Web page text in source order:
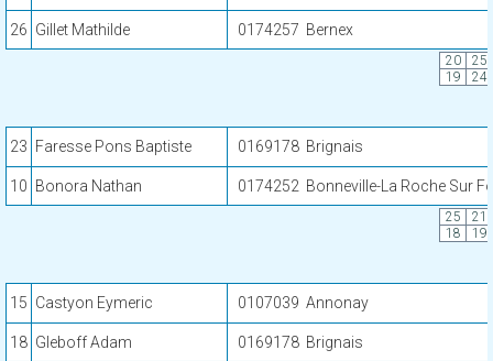
26 Gillet Mathilde 0174257 Bernex
20
25
19
24
23 Faresse Pons Baptiste 0169178 Brignais
10 Bonora Nathan 0174252 Bonneville-La Roche Sur
25
21
18
19
15 Castyon Eymeric 0107039 Annonay
18 Gleboff Adam 0169178 Brignais